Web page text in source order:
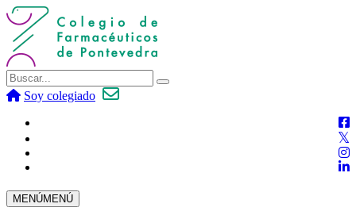
Soy colegiado
MENÚMENÚ